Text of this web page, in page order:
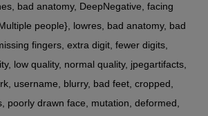
bad anatomy, DeepNegative, facing
people}, lowres, bad anatomy, bad
fingers, extra digit, fewer digits,
low quality, normal quality, jpegartifacts,
username, blurry, bad feet, cropped,
poorly drawn face, mutation, deformed,